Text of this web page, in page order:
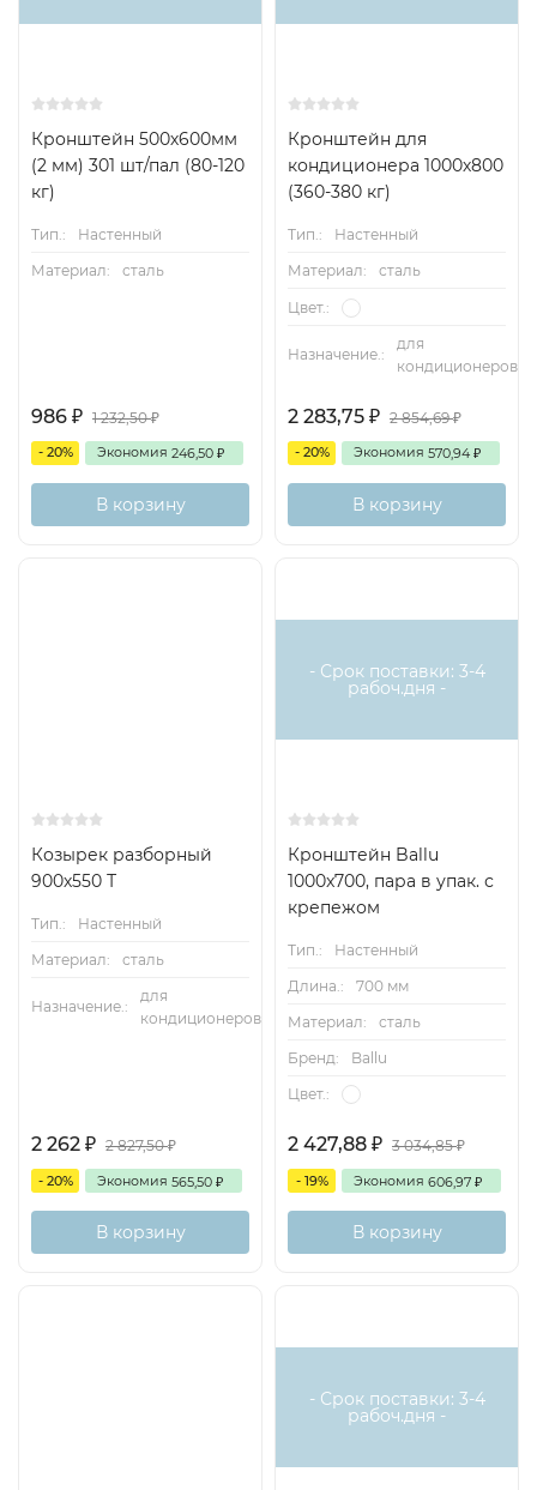
Кронштейн 500х600мм
(2 мм) 301 шт/пал (80-120
кг)
Тип.:
Настенный
Материал:
сталь
986 ₽ 1 232,50₽
- 20% Экономия 246,50 ₽
В корзину
Кронштейн для
кондиционера 1000х800
(360-380 кг)
Тип.:
Настенный
Материал:
сталь
Цвет.:
Назначение.:
для
кондиционеров
2 283,75 ₽ 2 854,69₽
- 20% Экономия 570,94 ₽
В корзину
Козырек разборный
900х550 Т
Тип.:
Настенный
Материал:
сталь
Назначение.:
для
кондиционеров
2 262 ₽ 2 827,50₽
- 20% Экономия 565,50 ₽
В корзину
- Срок поставки: 3-4
рабоч.дня -
Кронштейн Ballu
1000x700, пара в упак. с
крепежом
Тип.:
Настенный
Длина.:
700 мм
Материал:
сталь
Бренд:
Ballu
Цвет.:
2 427,88 ₽ 3 034,85₽
- 19% Экономия 606,97 ₽
В корзину
- Срок поставки: 3-4
рабоч.дня -